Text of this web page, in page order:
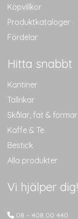
Köpvillkor
Produktkataloger
Fördelar
Hitta snabbt
Kantiner
Tallrikar
Skålar, fat & formar
Kaffe & Te
Bestick
Alla produkter
Vi hjälper dig!
08 – 408 00 440